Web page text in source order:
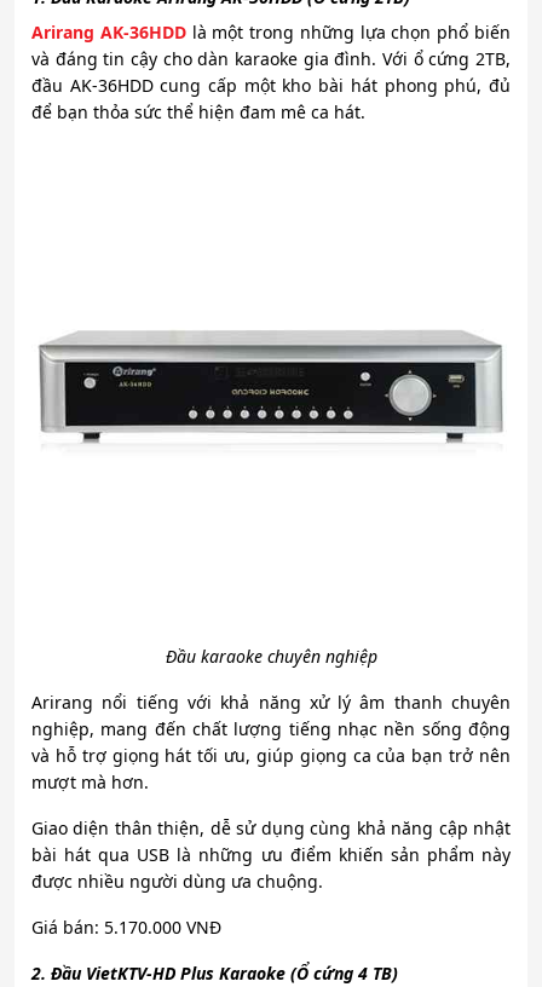
Arirang AK-36HDDlà một trong những lựa chọn phổ biến
và đáng tin cậy cho dàn karaoke gia đình. Với ổ cứng 2TB,
đầu AK-36HDD cung cấp một kho bài hát phong phú, đủ
để bạn thỏa sức thể hiện đam mê ca hát.
Đầu karaoke chuyên nghiệp
Arirang nổi tiếng với khả năng xử lý âm thanh chuyên
nghiệp, mang đến chất lượng tiếng nhạc nền sống động
và hỗ trợ giọng hát tối ưu, giúp giọng ca của bạn trở nên
mượt mà hơn.
Giao diện thân thiện, dễ sử dụng cùng khả năng cập nhật
bài hát qua USB là những ưu điểm khiến sản phẩm này
được nhiều người dùng ưa chuộng.
Giá bán: 5.170.000 VNĐ
2. Đầu VietKTV-HD Plus Karaoke (Ổ cứng 4 TB)